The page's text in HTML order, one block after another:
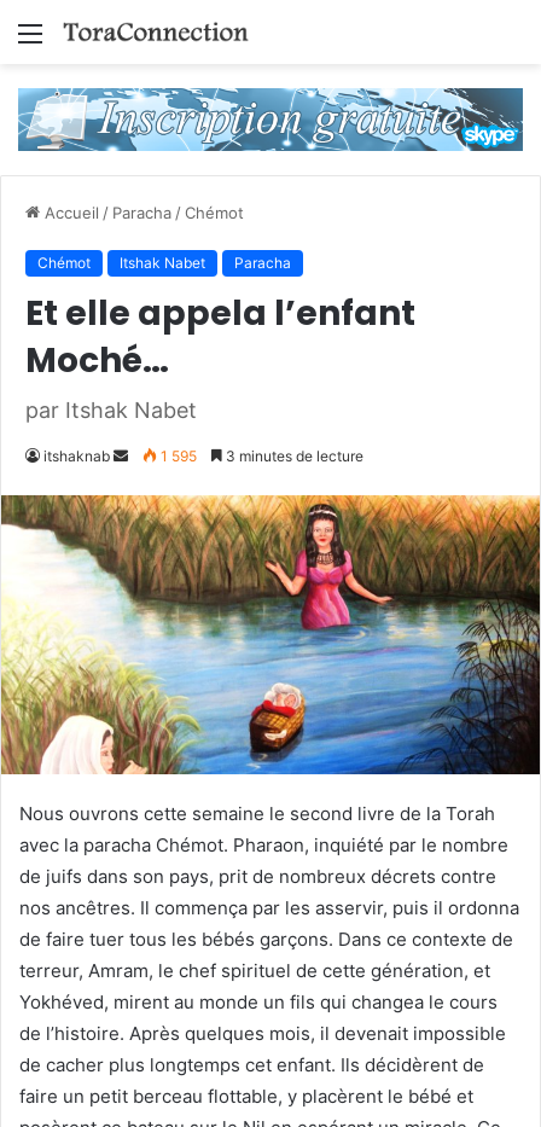
Menu
Accueil / Paracha /Chémot
Chémot Itshak Nabet Paracha
Et elle appela l’enfant
Moché…
par Itshak Nabet
itshaknab
Envoyer
courriel
1 595 3 minutes de lecture
Nous ouvrons cette semaine le second livre de la Torah
avec la paracha Chémot. Pharaon, inquiété par le nombre
de juifs dans son pays, prit de nombreux décrets contre
nos ancêtres. Il commença par les asservir, puis il ordonna
de faire tuer tous les bébés garçons. Dans ce contexte de
terreur, Amram, le chef spirituel de cette génération, et
Yokhéved, mirent au monde un fils qui changea le cours
de l’histoire. Après quelques mois, il devenait impossible
de cacher plus longtemps cet enfant. Ils décidèrent de
faire un petit berceau flottable, y placèrent le bébé et